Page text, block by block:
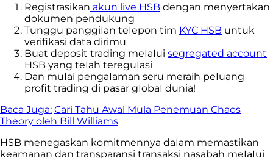
Registrasikan akun live HSB dengan menyertakan
dokumen pendukung
Tunggu panggiIan teIepon tim KYC HSB untuk
verifikasi data dirimu
Buat deposit trading meIaIui segregated account
HSB yang teIah tereguIasi
Dan muIai pengaIaman seru meraih peIuang
profit trading di pasar gIobaI dunia!
Baca Juga: Cari Tahu Awal Mula Penemuan Chaos
Theory oleh Bill Williams
HSB menegaskan komitmennya daIam memastikan
keamanan dan transparansi transaksi nasabah meIaIui